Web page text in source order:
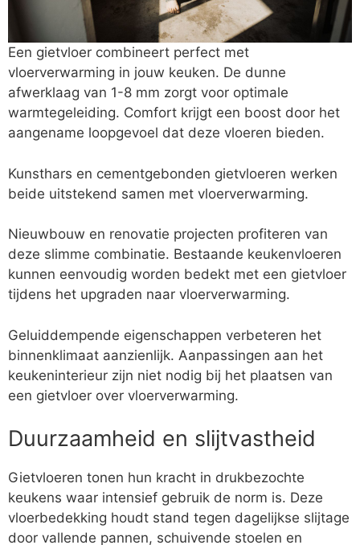
Een gietvloer combineert perfect met
vloerverwarming in jouw keuken. De dunne
afwerklaag van 1-8 mm zorgt voor optimale
warmtegeleiding. Comfort krijgt een boost door het
aangename loopgevoel dat deze vloeren bieden.
Kunsthars en cementgebonden gietvloeren werken
beide uitstekend samen met vloerverwarming.
Nieuwbouw en renovatie projecten profiteren van
deze slimme combinatie. Bestaande keukenvloeren
kunnen eenvoudig worden bedekt met een gietvloer
tijdens het upgraden naar vloerverwarming.
Geluiddempende eigenschappen verbeteren het
binnenklimaat aanzienlijk. Aanpassingen aan het
keukeninterieur zijn niet nodig bij het plaatsen van
een gietvloer over vloerverwarming.
Duurzaamheid en slijtvastheid
Gietvloeren tonen hun kracht in drukbezochte
keukens waar intensief gebruik de norm is. Deze
vloerbedekking houdt stand tegen dagelijkse slijtage
door vallende pannen, schuivende stoelen en